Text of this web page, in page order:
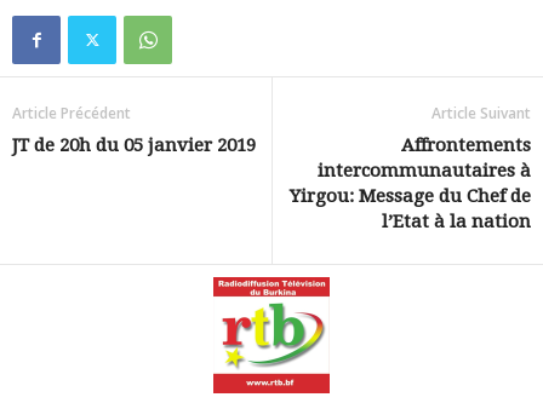
Article Précédent
JT de 20h du 05 janvier 2019
Article Suivant
Affrontements
intercommunautaires à
Yirgou: Message du Chef de
l’Etat à la nation